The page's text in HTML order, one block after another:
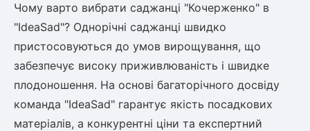
Чому варто вибрати саджанці "Кочерженко" в
"IdeaSad"? Однорічні саджанці швидко
пристосовуються до умов вирощування, що
забезпечує високу приживлюваність і швидке
плодоношення. На основі багаторічного досвіду
команда "IdeaSad" гарантує якість посадкових
матеріалів, а конкурентні ціни та експертний